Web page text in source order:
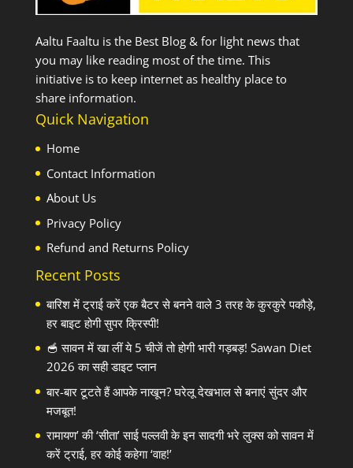
Aaltu Faaltu is the Best Blog & for light news that
you may like reading most of the time. This
initiative is to keep internet as healthy place to
share information.
Quick Navigation
Home
Contact Information
About Us
Privacy Policy
Refund and Returns Policy
Recent Posts
बारिश में ट्राई करें एक बैटर से बनने वाले 3 तरह के कुरकुरे पकौड़े,
हर बाइट होगी सुपर क्रिस्पी!
🥣 सावन में खा लीं ये 5 चीजें तो होगी भारी गड़बड़! Sawan Diet
2026 का सही डाइट प्लान
बार-बार टूटते हैं आपके नाखून? घरेलू देखभाल से बनाएं सुंदर और
मजबूत!
रामायण’ की ‘सीता’ साई पल्लवी के इन सादगी भरे लुक्स को सावन में
करें ट्राई, हर कोई कहेगा ‘वाह!’